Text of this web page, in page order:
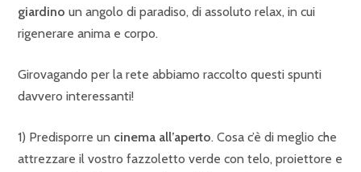
giardino un angolo di paradiso, di assoluto relax, in cui
rigenerare anima e corpo.
Girovagando per la rete abbiamo raccolto questi spunti
davvero interessanti!
1) Predisporre un cinema all’aperto. Cosa c’è di meglio che
attrezzare il vostro fazzoletto verde con telo, proiettore e